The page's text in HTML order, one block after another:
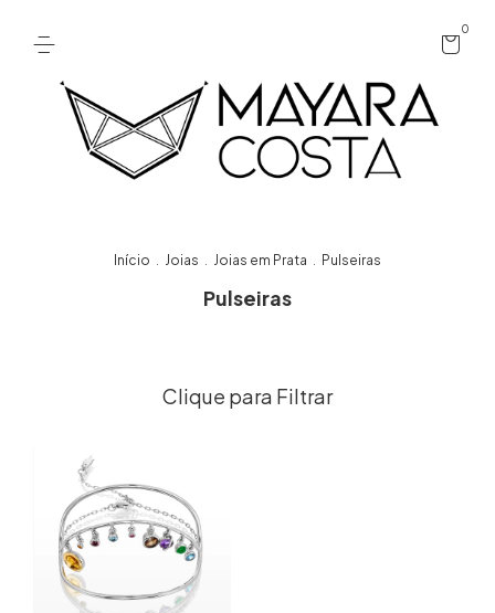
0
Início Joias Joias em Prata Pulseiras
Pulseiras
Filtrar